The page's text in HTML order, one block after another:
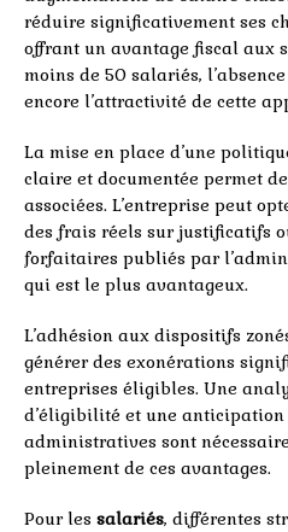
réduire significativement ses
offrant un avantage fiscal aux
moins de 50 salariés,
encore l’attractivité de cette
La mise en place d’une
claire et documentée permet
associées. L’entreprise peut
des frais réels sur justificatifs
forfaitaires publiés par
qui est le plus avantageux.
L’adhésion aux dispositifs
générer des exonérations
entreprises éligibles. Une
d’éligibilité et une anticipation
administratives sont
pleinement de ces avantages.
Pour les salariés, différentes